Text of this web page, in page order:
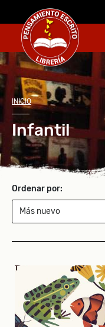
INICIO
Infantil
Ordenar por:
Más nuevo